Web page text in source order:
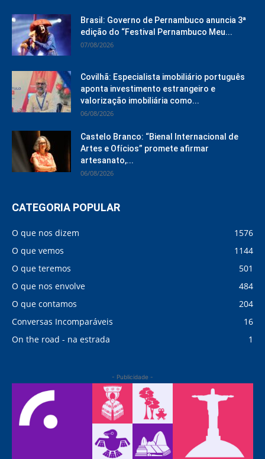
Brasil: Governo de Pernambuco anuncia 3ª
edição do “Festival Pernambuco Meu...
07/08/2026
Covilhã: Especialista imobiliário português
aponta investimento estrangeiro e
valorização imobiliária como...
06/08/2026
Castelo Branco: “Bienal Internacional de
Artes e Ofícios” promete afirmar
artesanato,...
06/08/2026
CATEGORIA POPULAR
O que nos dizem
1576
O que vemos
1144
O que teremos
501
O que nos envolve
484
O que contamos
204
Conversas Incomparáveis
16
On the road - na estrada
1
- Publicidade -